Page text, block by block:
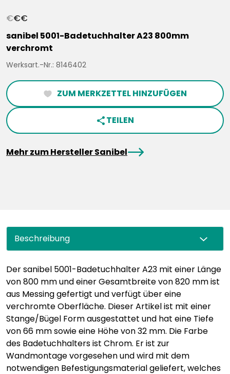
€€€
sanibel 5001-Badetuchhalter A23 800mm
verchromt
Werksart.-Nr.: 8146402
heartFilled ZUM MERKZETTEL HINZUFÜGEN
share TEILEN
Mehr zum Hersteller SanibelarrowRight
Beschreibung
Der sanibel 5001-Badetuchhalter A23 mit einer Länge
von 800 mm und einer Gesamtbreite von 820 mm ist
aus Messing gefertigt und verfügt über eine
verchromte Oberfläche. Dieser Artikel ist mit einer
Stange/Bügel Form ausgestattet und hat eine Tiefe
von 66 mm sowie eine Höhe von 32 mm. Die Farbe
des Badetuchhalters ist Chrom. Er ist zur
Wandmontage vorgesehen und wird mit dem
notwendigen Befestigungsmaterial geliefert, welches